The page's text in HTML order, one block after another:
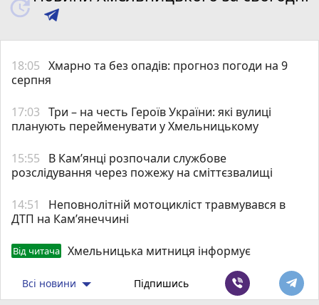
18:05 Хмарно та без опадів: прогноз погоди на 9
серпня
17:03 Три – на честь Героїв України: які вулиці
планують перейменувати у Хмельницькому
15:55
В Кам’янці розпочали службове
розслідування через пожежу на сміттєзвалищі
14:51
Неповнолітній мотоцикліст травмувався в
ДТП на Кам’янеччині
Від читача Хмельницька митниця інформує
Всі новини Підпишись